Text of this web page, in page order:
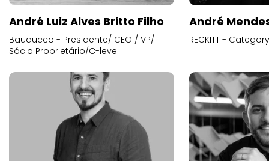
André Luiz Alves Britto Filho
Bauducco - Presidente/ CEO / VP/
Sócio Proprietário/C-level
André
RECKITT -